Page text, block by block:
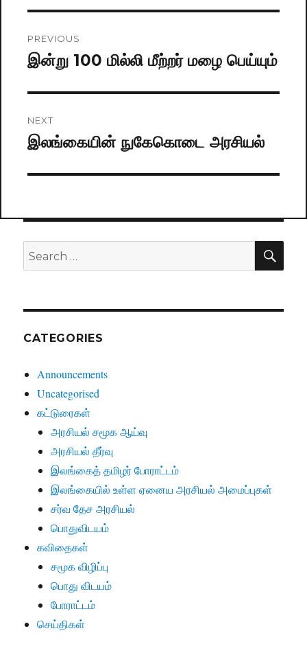
navigation
PREVIOUS
Previous
இன்று 100 மில்லி மீற்றர் மழை பெய்யும்
NEXT
Next
இலங்கையின் நுகேகொடை அரசியல்
Search
for:
CATEGORIES
Announcements
Uncategorised
கட்டுரைகள்
அரசியல் சமூக ஆய்வு
அரசியல் தீர்வு
இலங்கைத் தமிழர் போராட்டம்
இலங்கையில் உள்ள ஏனைய அரசியல் அமைப்புகள்
சர்வ தேச அரசியல்
பொதுவிடயம்
கவிதைகள்
சமூக விழிப்பு
பொது விடயம்
போராட்டம்
செய்திகள்